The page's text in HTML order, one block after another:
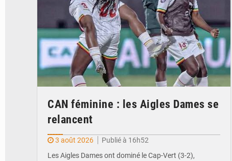
CAN féminine : les Aigles Dames se
relancent
3 août 2026
Publié à 16h52
Les Aigles Dames ont dominé le Cap-Vert (3-2),